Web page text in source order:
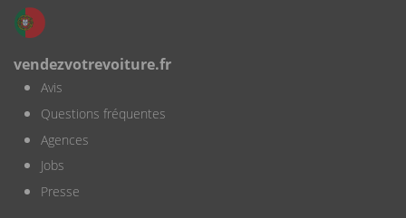
vendezvotrevoiture.fr
Avis
Questions fréquentes
Agences
Jobs
Presse